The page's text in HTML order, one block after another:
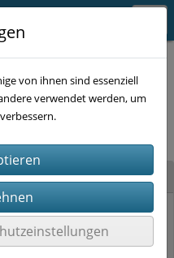
mit PTFE Beschichtung (2K-Griff)
gefunden.
von ihnen sind essenziell
verwendet werden, um